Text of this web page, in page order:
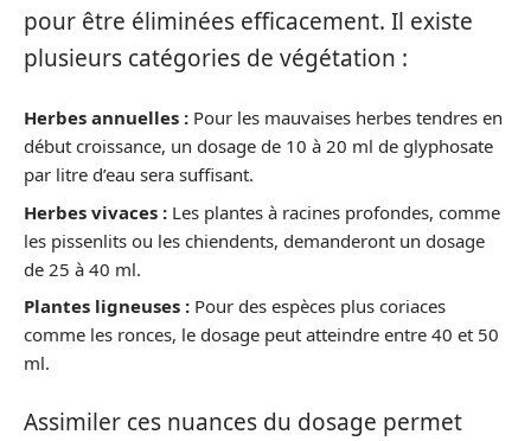
pour être éliminées efficacement. Il existe
plusieurs catégories de végétation :
Herbes annuelles : Pour les mauvaises herbes tendres en
début croissance, un dosage de 10 à 20 ml de glyphosate
par litre d’eau sera suffisant.
Herbes vivaces : Les plantes à racines profondes, comme
les pissenlits ou les chiendents, demanderont un dosage
de 25 à 40 ml.
Plantes ligneuses : Pour des espèces plus coriaces
comme les ronces, le dosage peut atteindre entre 40 et 50
ml.
Assimiler ces nuances du dosage permet